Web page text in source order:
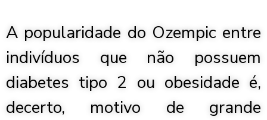
A popularidade do Ozempic entre
indivíduos que não possuem
diabetes tipo 2 ou obesidade é,
decerto, motivo de grande